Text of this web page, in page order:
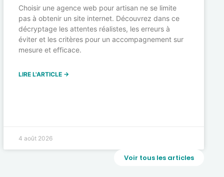
Choisir une agence web pour artisan ne se limite
pas à obtenir un site internet. Découvrez dans ce
décryptage les attentes réalistes, les erreurs à
éviter et les critères pour un accompagnement sur
mesure et efficace.
LIRE L'ARTICLE →
4 août 2026
Voir tous les articles